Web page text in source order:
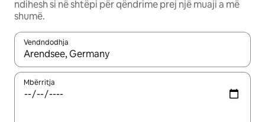
ndihesh si në shtëpi për qëndrime prej një muaji a më
shumë.
Vendndodhja
Kur rezultatet të jenë të disponueshme, lëviz me butonat e
Mbërritja